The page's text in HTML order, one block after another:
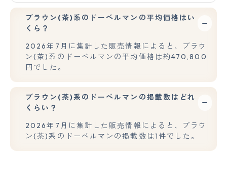
ブラウン(茶)系のドーベルマンの平均価格はい
くら？
2026年7月に集計した販売情報によると、ブラウ
ン(茶)系のドーベルマンの平均価格は約470,800
円でした。
ブラウン(茶)系のドーベルマンの掲載数はどれ
くらい？
2026年7月に集計した販売情報によると、ブラウ
ン(茶)系のドーベルマンの掲載数は1件でした。